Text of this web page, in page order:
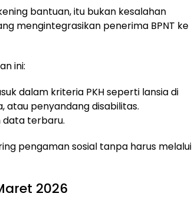
bantuan, itu bukan kesalahan
mengintegrasikan penerima BPNT ke
ini:
dalam kriteria PKH seperti lansia di
atau penyandang disabilitas.
data terbaru.
pengaman sosial tanpa harus melalui
2026